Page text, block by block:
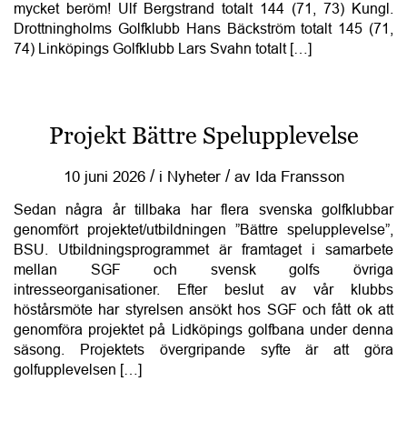
mycket beröm! Ulf Bergstrand totalt 144 (71, 73) Kungl.
Drottningholms Golfklubb Hans Bäckström totalt 145 (71,
74) Linköpings Golfklubb Lars Svahn totalt […]
Projekt Bättre Spelupplevelse
10 juni 2026 / i Nyheter / av Ida Fransson
Sedan några år tillbaka har flera svenska golfklubbar
genomfört projektet/utbildningen ”Bättre spelupplevelse”,
BSU. Utbildningsprogrammet är framtaget i samarbete
mellan SGF och svensk golfs övriga
intresseorganisationer. Efter beslut av vår klubbs
höstårsmöte har styrelsen ansökt hos SGF och fått ok att
genomföra projektet på Lidköpings golfbana under denna
säsong. Projektets övergripande syfte är att göra
golfupplevelsen […]